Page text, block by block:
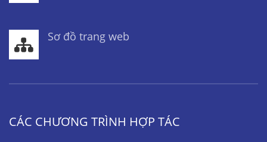
Sơ đồ trang web
CÁC CHƯƠNG TRÌNH HỢP TÁC